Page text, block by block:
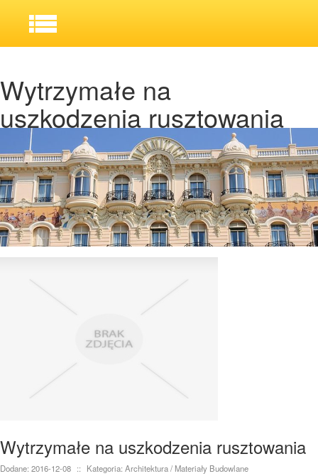
Wytrzymałe na
uszkodzenia rusztowania
Wytrzymałe na uszkodzenia rusztowania
Dodane: 2016-12-08 ::
Kategoria: Architektura / Materiały Budowlane